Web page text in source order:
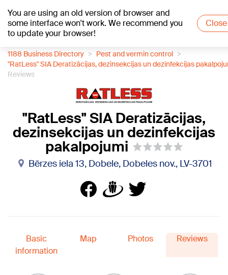
You are using an old version of browser and
some interface won't work. We recommend you
to update your browser!
Close
+22°C
1188 Business Directory
Pest and vermin control
"RatLess" SIA Deratizācijas, dezinsekcijas un dezinfekcijas
Reviews
"RatLess" SIA Deratizācijas,
dezinsekcijas un dezinfekcijas
pakalpojumi
Bērzes iela 13, Dobele, Dobeles nov., LV-3701
Basic
information
Map Photos Reviews